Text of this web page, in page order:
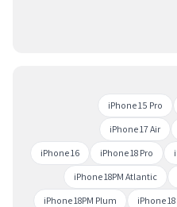
iPhone 15 Pro
iPhone 17 Air
iPhone 18 Pro
iPhone 16
iPhone 18PM Atlantic
iPhone
iPhone 18PM Plum